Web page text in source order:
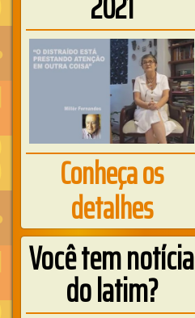
Conheça os
detalhes
Você tem notícia
do latim?